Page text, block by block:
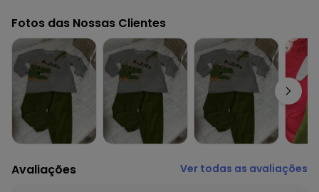
Modelagem: Ampla
Fornecedor: MARLAN MALHAS LTDA / CNPJ 81.000.580/0001-
19
Feito: Brasil
Cuidados para conservação do produto: Lavar com cores
Similares, utilizar tecido para passar, não utilizar
branqueadores ópticos
Tecido: Moletom
Composição: calça: 100% algodãoblusão: 100%
algodãoblusão: cor:cz0035 95% algodão 5%
Fotos das Nossas Clientes
Avaliações Ver todas as avaliações